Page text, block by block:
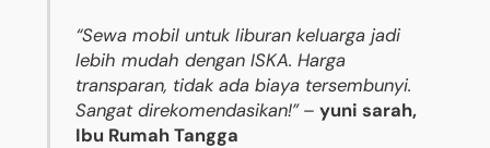
“Sewa mobil untuk liburan keluarga jadi
lebih mudah dengan ISKA. Harga
transparan, tidak ada biaya tersembunyi.
Sangat direkomendasikan!”– yuni sarah,
Ibu Rumah Tangga